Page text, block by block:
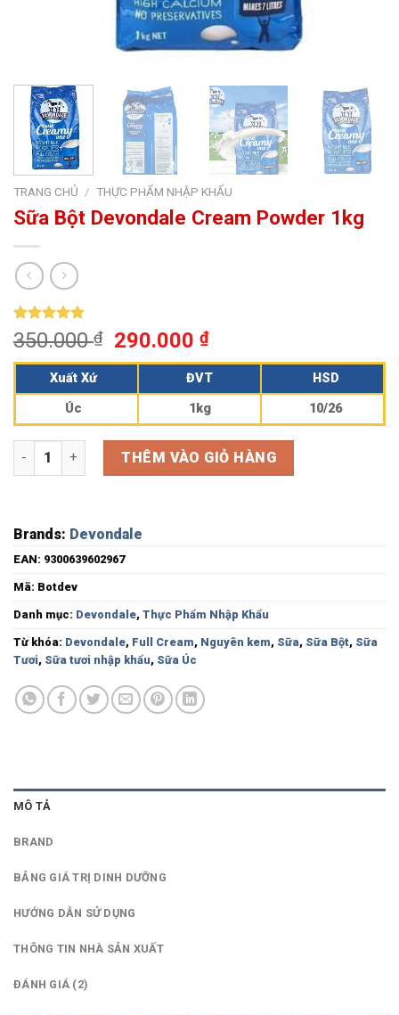
TRANG CHỦ / THỰC PHẨM NHẬP KHẨU
Sữa Bột Devondale Cream Powder 1kg
5.00trên 5
dựa trên
2
đánh giá
350.000₫ 290.000₫
Xuất Xứ ĐVT
HSD
Úc
1kg 10/26
Sữa Bột Devondale Cream Powder 1kg số lượng
THÊM VÀO GIỎ HÀNG
Brands: Devondale
EAN: 9300639602967
Mã: Botdev
Danh mục: Devondale, Thực Phẩm Nhập Khẩu
Từ khóa: Devondale, Full Cream, Nguyên kem, Sữa, Sữa Bột, Sữa
Tươi, Sữa tươi nhập khẩu, Sữa Úc
MÔ TẢ
BRAND
BẢNG GIÁ TRỊ DINH DƯỠNG
HƯỚNG DẪN SỬ DỤNG
THÔNG TIN NHÀ SẢN XUẤT
ĐÁNH GIÁ (2)